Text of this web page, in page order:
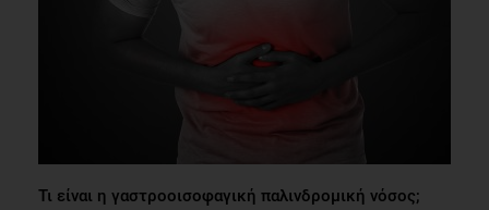
Τι είναι η γαστροοισοφαγική παλινδρομική νόσος;